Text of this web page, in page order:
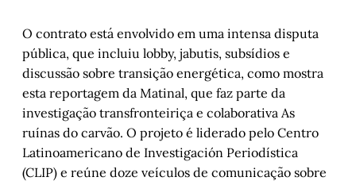
impactos na saúde e futuro incerto
O contrato está envolvido em uma intensa disputa
pública, que incluiu lobby, jabutis, subsídios e
discussão sobre transição energética, como mostra
esta reportagem da Matinal, que faz parte da
investigação transfronteiriça e colaborativa As
ruínas do carvão. O projeto é liderado pelo Centro
Latinoamericano de Investigación Periodística
(CLIP) e reúne doze veículos de comunicação sobre